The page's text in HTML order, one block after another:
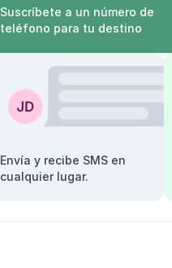
Suscríbete a un número de
teléfono para tu destino
Envía y recibe SMS en
cualquier lugar.